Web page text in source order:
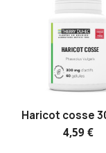
Haricot cosse
4,59 €